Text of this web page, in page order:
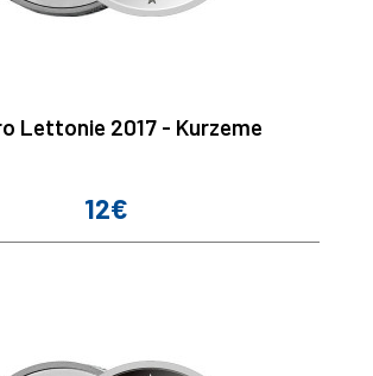
Lettonie 2017 - Kurzeme
Prix
12€